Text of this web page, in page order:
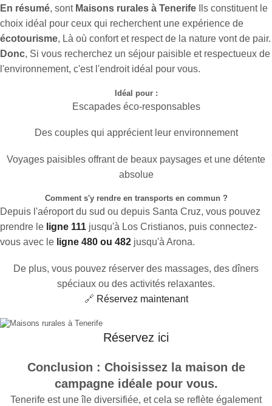
En résumé, sont Maisons rurales à Tenerife Ils constituent le
choix idéal pour ceux qui recherchent une expérience de
écotourisme, Là où confort et respect de la nature vont de pair.
Donc, Si vous recherchez un séjour paisible et respectueux de
l'environnement, c'est l'endroit idéal pour vous.
Idéal pour :
Escapades éco-responsables
Des couples qui apprécient leur environnement
Voyages paisibles offrant de beaux paysages et une détente
absolue
Comment s'y rendre en transports en commun ?
Depuis l'aéroport du sud ou depuis Santa Cruz, vous pouvez
prendre le ligne 111 jusqu'à Los Cristianos, puis connectez-
vous avec le ligne 480 ou 482 jusqu'à Arona.
De plus, vous pouvez réserver des massages, des dîners
spéciaux ou des activités relaxantes.
🔗 Réservez maintenant
Réservez ici
Conclusion : Choisissez la maison de
campagne idéale pour vous.
Tenerife est une île diversifiée, et cela se reflète également